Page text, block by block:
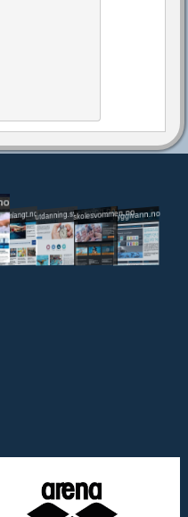
utdanning.svomming.no
skolesvommen.notryggivann.no